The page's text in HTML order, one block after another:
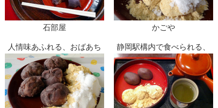
石部屋 かごや
人情味あふれる、おばあち
ゃんの作る「あべ川もち」
静岡駅構内で食べられる、
つきたての温かい安倍川も
ち